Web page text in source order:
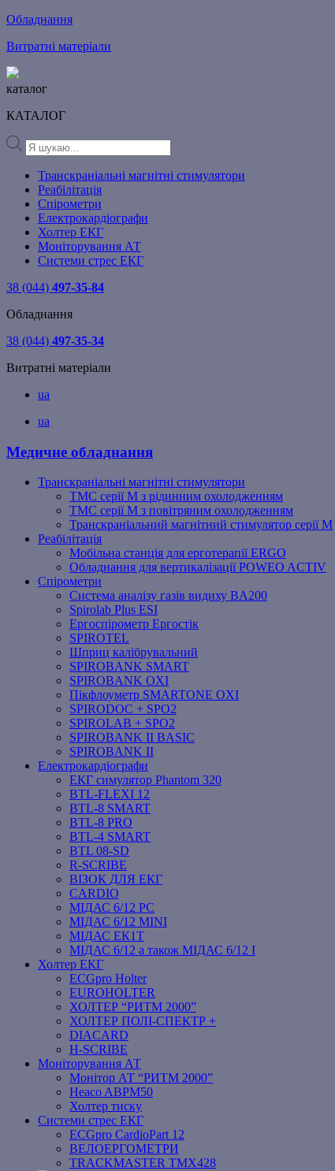
Обладнання
Витратні матеріали
каталог
КАТАЛОГ
Products
search
Транскраніальні магнітні стимулятори
Реабілітація
Спірометри
Електрокардіографи
Холтер ЕКГ
Моніторування АТ
Системи стрес ЕКГ
38 (044) 497-35-84
Обладнання
38 (044) 497-35-34
Витратні матеріали
ua
ua
Медичне обладнання
Транскраніальні магнітні стимулятори
ТМС серії M з рідинним охолодженням
ТМС серії M з повітряним охолодженням
Транскраніальний магнітний стимулятор серії M
Реабілітація
Мобільна станція для ерготерапії ERGO
Обладнання для вертикалізації POWEO ACTIV
Спірометри
Система аналізу газів видиху BA200
Spirolab Plus ESI
Ергоспірометр Ергостік
SPIROTEL
Шприц калібрувальний
SPIROBANK SMART
SPIROBANK OXI
Пікфлоуметр SMARTONE OXI
SPIRODOC + SPO2
SPIROLAB + SPO2
SPIROBANK II BASIC
SPIROBANK II
Електрокардіографи
ЕКГ симулятор Phantom 320
BTL-FLEXI 12
BTL-8 SMART
BTL-8 PRO
BTL-4 SMART
BTL 08-SD
R-SCRIBE
ВІЗОК ДЛЯ ЕКГ
CARDIO
МІДАС 6/12 PC
МІДАС 6/12 MINI
МІДАС ЕК1Т
МІДАС 6/12 а також МІДАС 6/12 І
Холтер ЕКГ
ECGpro Holter
EUROHOLTER
ХОЛТЕР “РИТМ 2000”
ХОЛТЕР ПОЛІ-СПЕКТР +
DIACARD
H-SCRIBE
Моніторування АТ
Монітор АТ “РИТМ 2000”
Heaco ABPM50
Холтер тиску
Системи стрес ЕКГ
ECGpro CardioPart 12
ВЕЛОЕРГОМЕТРИ
TRACKMASTER TMX428